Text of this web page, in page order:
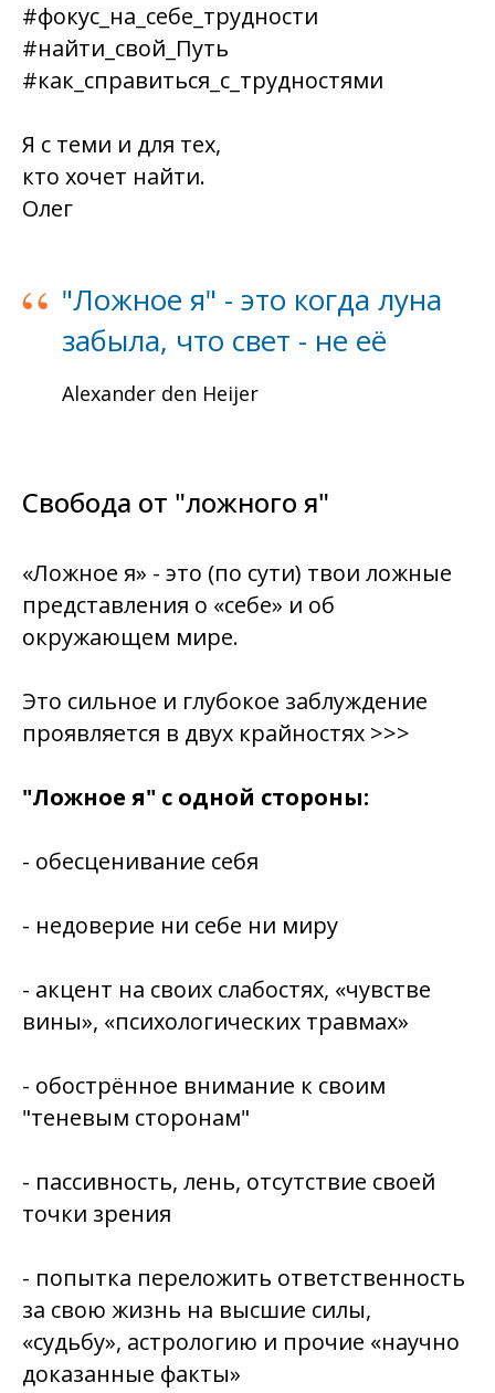
#фокус_на_себе_трудности
#найти_свой_Путь
#как_справиться_с_трудностями
Я с теми и для тех,
кто хочет найти.
Олег
“ "Ложное я" - это когда луна
забыла, что свет - не её
Alexander den Heijer
Свобода от "ложного я"
«Ложное я» - это (по сути) твои ложные
представления о «себе» и об
окружающем мире.
Это сильное и глубокое заблуждение
проявляется в двух крайностях >>>
"Ложное я" с одной стороны:
- обесценивание себя
- недоверие ни себе ни миру
- акцент на своих слабостях, «чувстве
вины», «психологических травмах»
- обострённое внимание к своим
"теневым сторонам"
- пассивность, лень, отсутствие своей
точки зрения
- попытка переложить ответственность
за свою жизнь на высшие силы,
«судьбу», астрологию и прочие «научно
доказанные факты»